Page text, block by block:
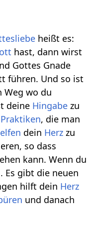
heißt es:
hast, dann wirst
Gottes Gnade
führen. Und so ist
Weg wo du
deine Hingabe zu
Praktiken, die man
dein Herz zu
so dass
kann. Wenn du
Es gibt die neuen
hilft dein Herz
und danach